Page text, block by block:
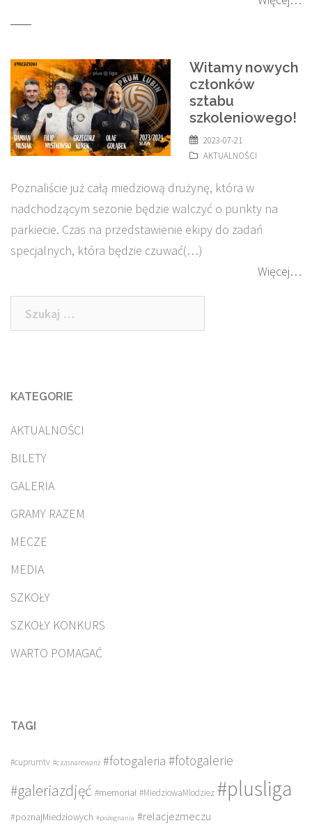
Witamy nowych
członków
sztabu
szkoleniowego!
2023-07-21
AKTUALNOŚCI
Poznaliście już całą miedziową drużynę, która w
nadchodzącym sezonie będzie walczyć o punkty na
parkiecie. Czas na przedstawienie ekipy do zadań
specjalnych, która będzie czuwać(…)
Więcej…
Szukaj:
KATEGORIE
AKTUALNOŚCI
BILETY
GALERIA
GRAMY RAZEM
MECZE
MEDIA
SZKOŁY
SZKOŁY KONKURS
WARTO POMAGAĆ
TAGI
#cuprumtv #czasnarewanż #fotogaleria #fotogalerie
#galeriazdjęć #memoriał #MiedziowaMlodziez #plusliga
#poznajMiedziowych #pożegnania #relacjezmeczu